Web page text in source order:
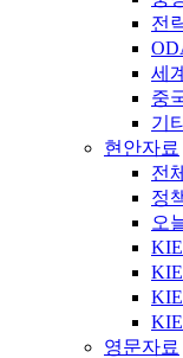
전
세
중
기
현안자료
전
정
오
영문자료